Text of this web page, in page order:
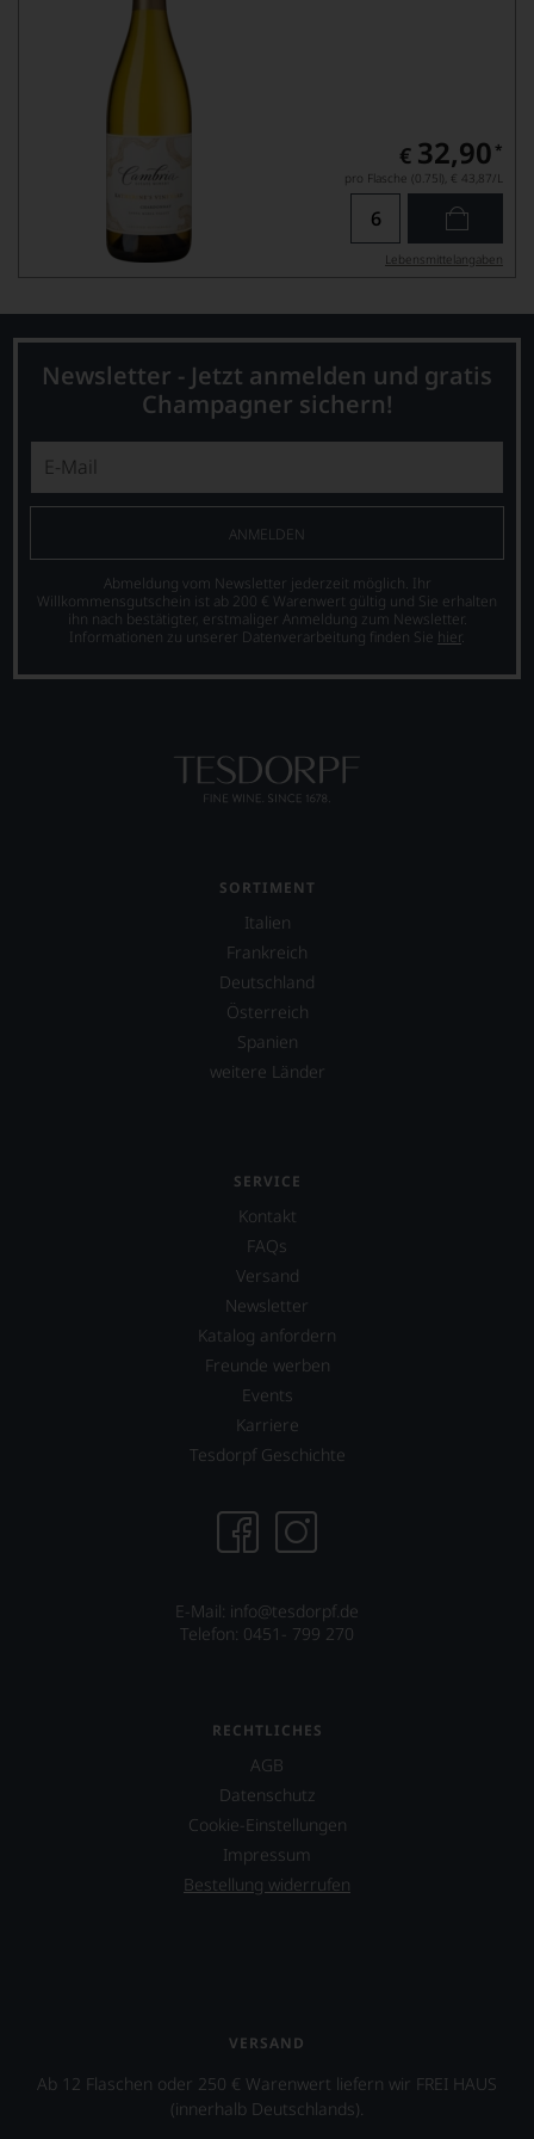
€ 32,90 *
pro Flasche (0.75l), € 43,87/L
Lebensmittel­angaben
Newsletter - Jetzt anmelden und gratis
Champagner sichern!
ANMELDEN
Abmeldung vom Newsletter jederzeit möglich. Ihr
Willkommensgutschein ist ab 200 € Warenwert gültig und Sie erhalten
ihn nach bestätigter, erstmaliger Anmeldung zum Newsletter.
Informationen zu unserer Datenverarbeitung finden Sie hier.
SORTIMENT
Italien
Frankreich
Deutschland
Österreich
Spanien
weitere Länder
SERVICE
Kontakt
FAQs
Versand
Newsletter
Katalog anfordern
Freunde werben
Events
Karriere
Tesdorpf Geschichte
E-Mail: info@tesdorpf.de
Telefon: 0451- 799 270
RECHTLICHES
AGB
Datenschutz
Cookie-Einstellungen
Impressum
Bestellung widerrufen
VERSAND
Ab 12 Flaschen oder 250 € Warenwert liefern wir FREI HAUS
(innerhalb Deutschlands).